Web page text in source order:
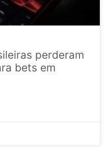
perderam
bets em